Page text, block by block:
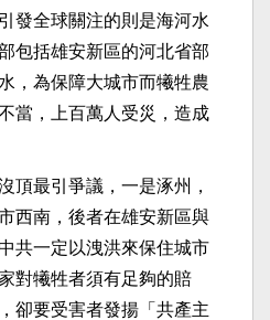
發全球關注的則是海河水
包括雄安新區的河北省部
，為保障大城市而犧牲農
當，上百萬人受災，造成
頂最引爭議，一是涿州，
西南，後者在雄安新區與
共一定以洩洪來保住城市
對犧牲者須有足夠的賠
卻要受害者發揚「共產主